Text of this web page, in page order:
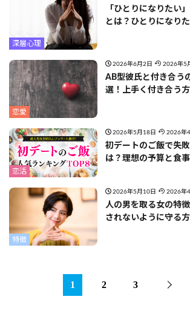
深層心理
「ひとりになりたい
とは？ひとりになり
恋愛
2026年6月2日 2026年5
AB型彼氏と付き合う
選！上手く付き合う
恋活
2026年5月18日 2026年
初デートのご飯で失
は？理想の予算と食
特徴
2026年5月10日 2026年
人の男を取る女の特
されないように守る
1 2 3